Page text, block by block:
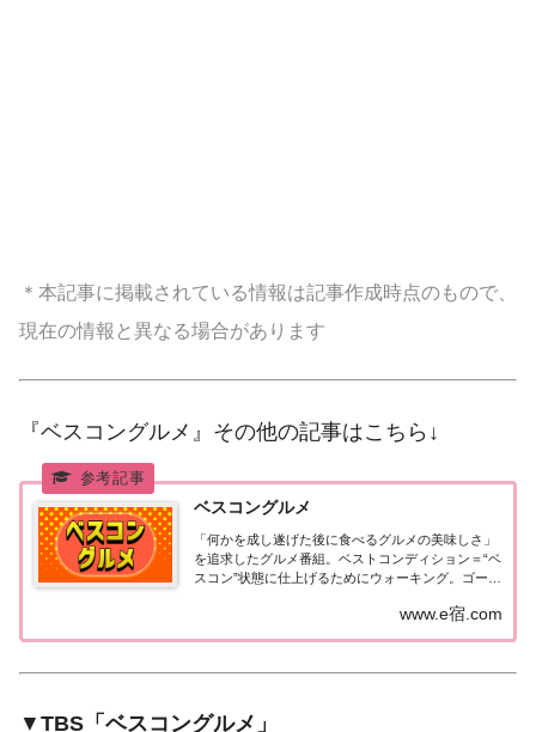
＊本記事に掲載されている情報は記事作成時点のもので、
現在の情報と異なる場合があります
『ベスコングルメ』その他の記事はこちら↓
ベスコングルメ
「何かを成し遂げた後に食べるグルメの美味しさ」
を追求したグルメ番組。ベストコンディション＝“ベ
スコン”状態に仕上げるためにウォーキング。ゴール
堪能！【ＭＣ】麒麟・川島明、オードリー・春日俊
www.e宿.com
▼ TBS「ベスコングルメ」